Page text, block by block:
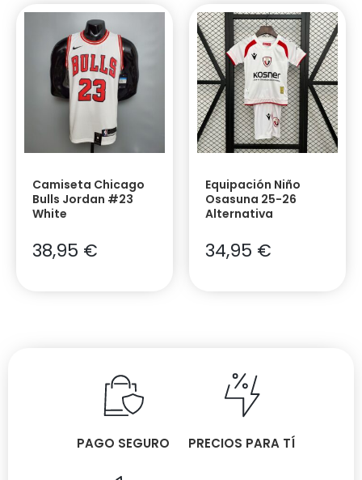
Camiseta Chicago
Bulls Jordan #23
White
38,95 €
Equipación Niño
Osasuna 25-26
Alternativa
34,95 €
PAGO SEGURO PRECIOS PARA TÍ